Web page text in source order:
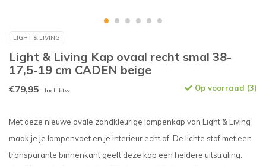
LIGHT & LIVING
Light & Living Kap ovaal recht smal 38-
17,5-19 cm CADEN beige
€79,95 Incl. btw Op voorraad (3)
Met deze nieuwe ovale zandkleurige lampenkap van Light & Living
maak je je lampenvoet en je interieur echt af. De lichte stof met een
transparante binnenkant geeft deze kap een heldere uitstraling.